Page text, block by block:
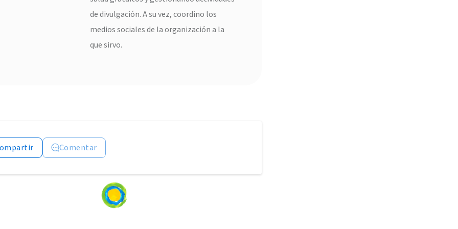
de divulgación. A su vez, coordino los
medios sociales de la organización a la
que sirvo.
Comentar
Loading